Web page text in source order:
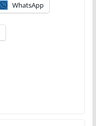
WhatsApp